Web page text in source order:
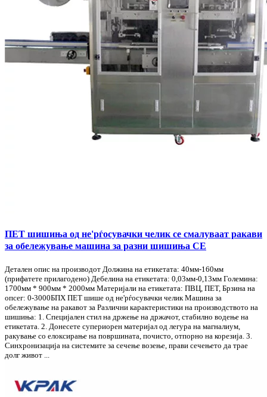
ПЕТ шишиња од не'рѓосувачки челик се смалуваат ракави
за обележување машина за разни шишиња CE
Детален опис на производот Должина на етикетата: 40мм-160мм
(прифатете прилагодено) Дебелина на етикетата: 0,03мм-0,13мм Големина:
1700мм * 900мм * 2000мм Материјали на етикетата: ПВЦ, ПЕТ, Брзина на
опсег: 0-3000БПХ ПЕТ шише од не'рѓосувачки челик Машина за
обележување на ракавот за Различни карактеристики на производството на
шишиња: 1. Специјален стил на држење на држачот, стабилно водење на
етикетата. 2. Донесете супериорен материјал од легура на магналиум,
ракување со елоксирање на површината, почисто, отпорно на корезија. 3.
Синхронизација на системите за сечење возење, прави сечењето да трае
долг живот ...